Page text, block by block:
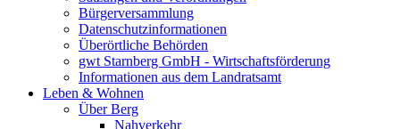
Bürgerversammlung
Datenschutzinformationen
Überörtliche Behörden
gwt Starnberg GmbH - Wirtschaftsförderung
Informationen aus dem Landratsamt
Leben & Wohnen
Über Berg
Nahverkehr